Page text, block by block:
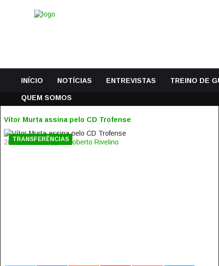
INÍCIO NOTÍCIAS ENTREVISTAS TREINO DE
QUEM SOMOS
Vítor Murta assina pelo CD Trofense
20 Julho, 2016 | porRoberto Rivelino
TRANSFERÊNCIAS